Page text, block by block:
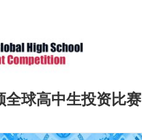
全球高中生投资比赛